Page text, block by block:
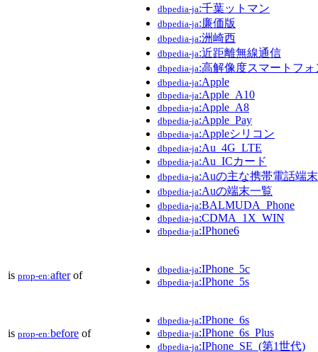
dbpedia-ja:千葉ットマン
dbpedia-ja:廉価版
dbpedia-ja:洲崎西
dbpedia-ja:近距離無線通信
dbpedia-ja:高解像度スマートフ
dbpedia-ja:Apple
dbpedia-ja:Apple_A10
dbpedia-ja:Apple_A8
dbpedia-ja:Apple_Pay
dbpedia-ja:Appleシリコン
dbpedia-ja:Au_4G_LTE
dbpedia-ja:Au_ICカード
dbpedia-ja:Auの主な携帯電話端
dbpedia-ja:Auの端末一覧
dbpedia-ja:BALMUDA_Phone
dbpedia-ja:CDMA_1X_WIN
dbpedia-ja:IPhone6
is prop-en:afterof dbpedia-ja:IPhone_5c
dbpedia-ja:IPhone_5s
is prop-en:before of
dbpedia-ja:IPhone_6s
dbpedia-ja:IPhone_6s_Plus
dbpedia-ja:IPhone_SE_(第1世代)